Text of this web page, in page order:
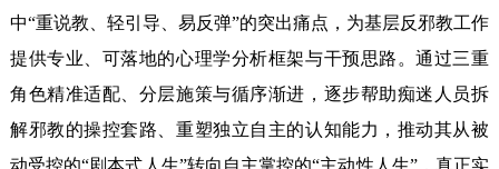
中“重说教、轻引导、易反弹”的突出痛点，为基层反邪教工作
提供专业、可落地的心理学分析框架与干预思路。通过三重
角色精准适配、分层施策与循序渐进，逐步帮助痴迷人员拆
解邪教的操控套路、重塑独立自主的认知能力，推动其从被
动受控的“剧本式人生”转向自主掌控的“主动性人生”，真正实